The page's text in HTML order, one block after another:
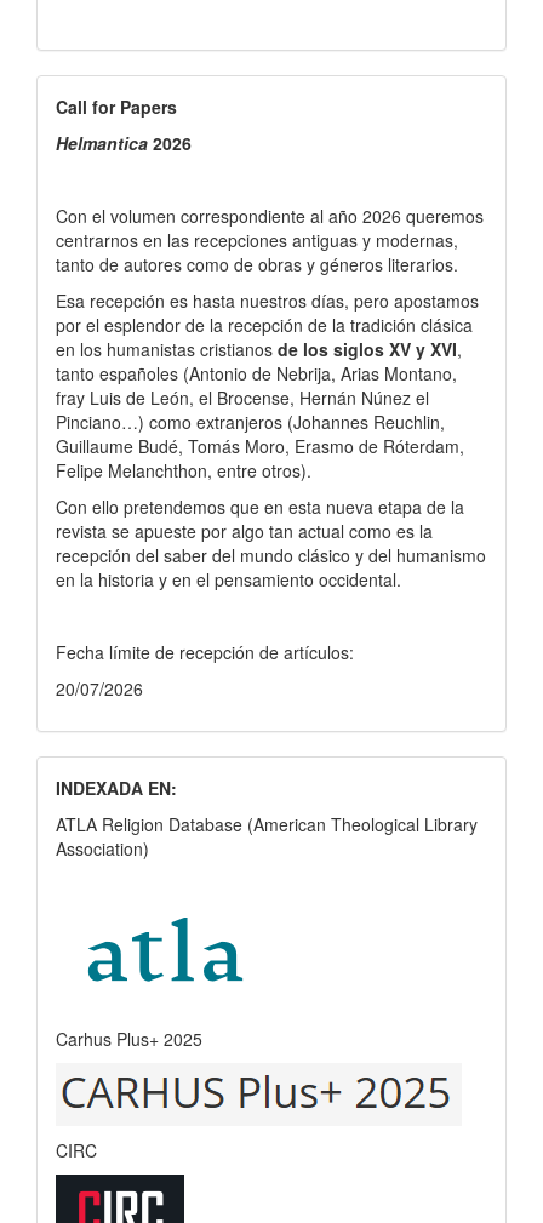
for
Papers
Call for Papers
Helmantica 2026
Con el volumen correspondiente al año 2026 queremos
centrarnos en las recepciones antiguas y modernas,
tanto de autores como de obras y géneros literarios.
Esa recepción es hasta nuestros días, pero apostamos
por el esplendor de la recepción de la tradición clásica
en los humanistas cristianos de los siglos XV y XVI,
tanto españoles (Antonio de Nebrija, Arias Montano,
fray Luis de León, el Brocense, Hernán Núnez el
Pinciano…) como extranjeros (Johannes Reuchlin,
Guillaume Budé, Tomás Moro, Erasmo de Róterdam,
Felipe Melanchthon, entre otros).
Con ello pretendemos que en esta nueva etapa de la
revista se apueste por algo tan actual como es la
recepción del saber del mundo clásico y del humanismo
en la historia y en el pensamiento occidental.
Fecha límite de recepción de artículos:
20/07/2026
INDEXADA EN:
ATLA Religion Database (American Theological Library
Association)
Carhus Plus+ 2025
CIRC